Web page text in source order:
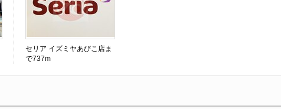
セリア イズミヤあびこ店ま
で737m